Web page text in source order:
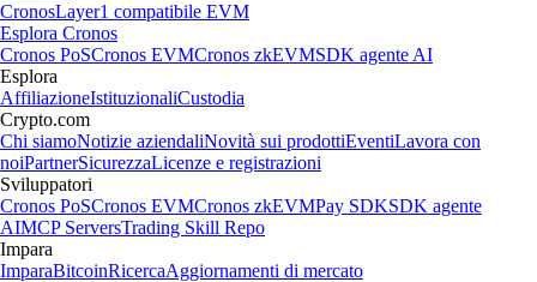
CronosLayer1 compatibile EVM
Esplora Cronos
Cronos PoSCronos EVMCronos zkEVMSDK agente AI
Esplora
AffiliazioneIstituzionaliCustodia
Crypto.com
Chi siamoNotizie aziendaliNovità sui prodottiEventiLavora con
noiPartnerSicurezzaLicenze e registrazioni
Sviluppatori
Cronos PoSCronos EVMCronos zkEVMPay SDKSDK agente
AIMCP ServersTrading Skill Repo
Impara
ImparaBitcoinRicercaAggiornamenti di mercato